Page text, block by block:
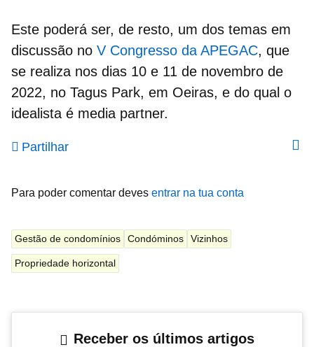
Este poderá ser, de resto, um dos temas em
discussão no V Congresso da APEGAC, que
se realiza nos dias 10 e 11 de novembro de
2022, no Tagus Park, em Oeiras, e do qual o
idealista é media partner.
Partilhar
Para poder comentar deves entrar na tua conta
Gestão de condomínios Condóminos Vizinhos
Propriedade horizontal
Receber os últimos artigos